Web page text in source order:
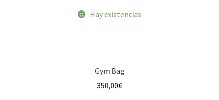
Hay existencias
Gym Bag
350,00€